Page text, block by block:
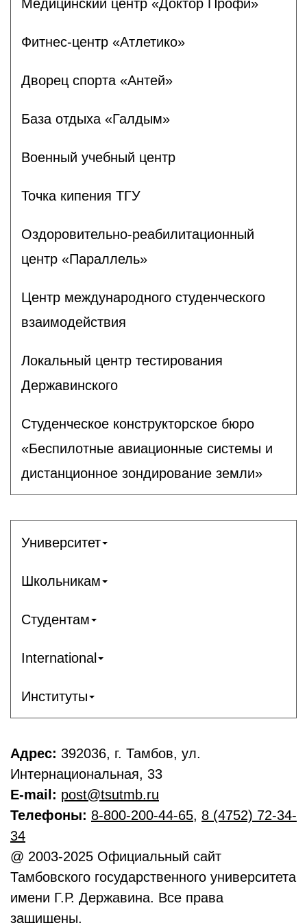
Медицинский центр «Доктор Профи»
Фитнес-центр «Атлетико»
Дворец спорта «Антей»
База отдыха «Галдым»
Военный учебный центр
Точка кипения ТГУ
Оздоровительно-реабилитационный
центр «Параллель»
Центр международного студенческого
взаимодействия
Локальный центр тестирования
Державинского
Студенческое конструкторское бюро
«Беспилотные авиационные системы и
дистанционное зондирование земли»
Университет
Школьникам
Студентам
International
Институты
Адрес: 392036, г. Тамбов, ул.
Интернациональная, 33
E-mail: post@tsutmb.ru
Телефоны: 8-800-200-44-65, 8 (4752) 72-34-
34
@ 2003-2025 Официальный сайт
Тамбовского государственного университета
имени Г.Р. Державина. Все права
защищены.